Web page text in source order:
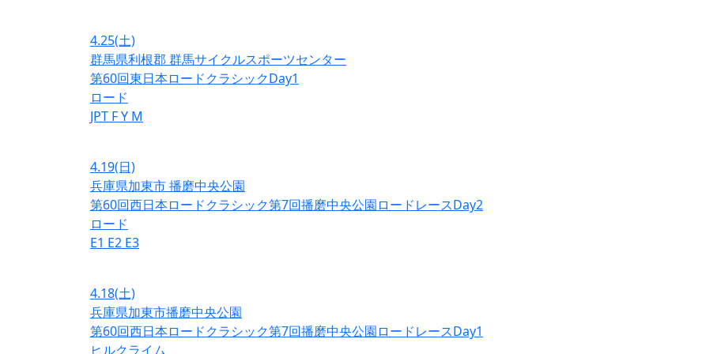
4.25(土)
群馬県利根郡 群馬サイクルスポーツセンター
第60回東日本ロードクラシックDay1
ロード
JPT FY M
4.19(日)
兵庫県加東市 播磨中央公園
第60回西日本ロードクラシック第7回播磨中央公園ロードレースDay2
ロード
E1 E2 E3
4.18(土)
兵庫県加東市播磨中央公園
第60回西日本ロードクラシック第7回播磨中央公園ロードレースDay1
ヒルクライム